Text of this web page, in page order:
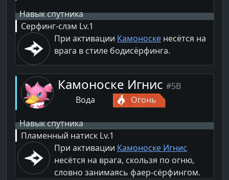
Навык спутника
Серфинг-слэм Lv.1
При активации Камоноске несётся на
врага в стиле бодисёрфинга.
Камоноске Игнис #5B
Вода
Огонь
Навык спутника
Пламенный натиск Lv.1
При активации Камоноске Игнис
несётся на врага, скользя по огню,
словно занимаясь фаер-сёрфингом.